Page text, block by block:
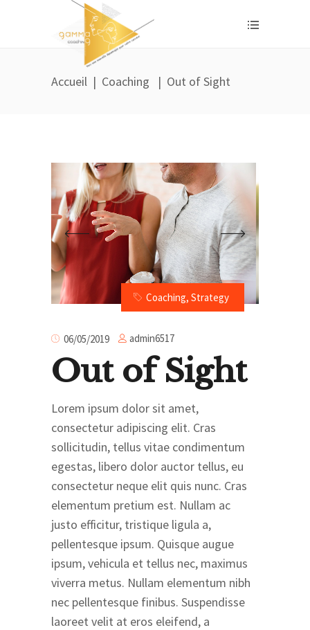
Accueil | Coaching | Out of Sight
Coaching, Strategy
06/05/2019 admin6517
Out of Sight
Lorem ipsum dolor sit amet,
consectetur adipiscing elit. Cras
sollicitudin, tellus vitae condimentum
egestas, libero dolor auctor tellus, eu
consectetur neque elit quis nunc. Cras
elementum pretium est. Nullam ac
justo efficitur, tristique ligula a,
pellentesque ipsum. Quisque augue
ipsum, vehicula et tellus nec, maximus
viverra metus. Nullam elementum nibh
nec pellentesque finibus. Suspendisse
laoreet velit at eros eleifend, a